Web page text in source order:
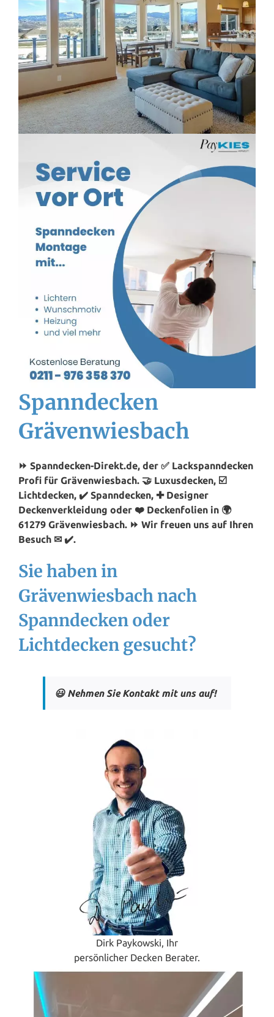
Spanndecken
Grävenwiesbach
⏩ Spanndecken-Direkt.de, der ✅ Lackspanndecken
Profi für Grävenwiesbach. 🤝 Luxusdecken, ☑️
Lichtdecken, ✔️ Spanndecken, ✚ Designer
Deckenverkleidung oder ❤️ Deckenfolien in 🌍
61279 Grävenwiesbach. ⏩ Wir freuen uns auf Ihren
Besuch ✉ ✔️.
Sie haben in
Grävenwiesbach nach
Spanndecken oder
Lichtdecken gesucht?
😃 Nehmen Sie Kontakt mit uns auf!
Dirk Paykowski, Ihr
persönlicher Decken Berater.